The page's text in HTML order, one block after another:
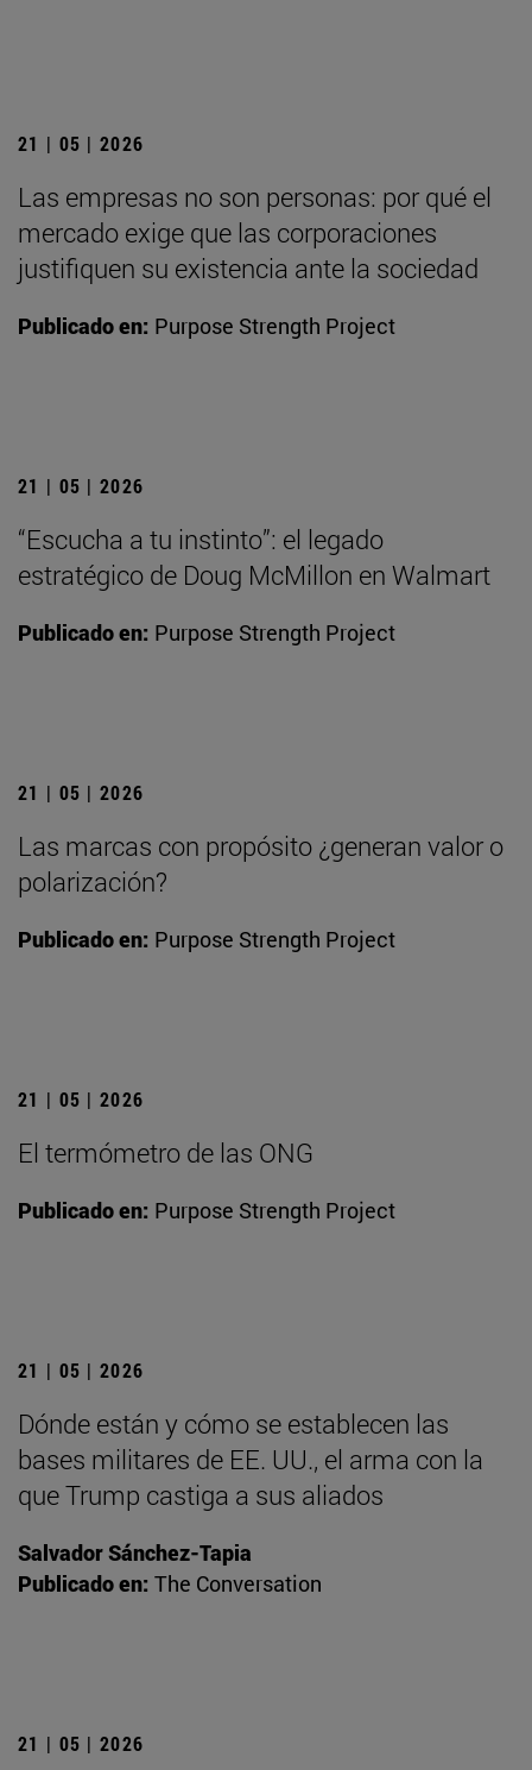
21 | 05 | 2026
Las empresas no son personas: por qué el
mercado exige que las corporaciones
justifiquen su existencia ante la sociedad
Publicado en: Purpose Strength Project
21 | 05 | 2026
“Escucha a tu instinto”: el legado
estratégico de Doug McMillon en Walmart
Publicado en: Purpose Strength Project
21 | 05 | 2026
Las marcas con propósito ¿generan valor o
polarización?
Publicado en: Purpose Strength Project
21 | 05 | 2026
El termómetro de las ONG
Publicado en: Purpose Strength Project
21 | 05 | 2026
Dónde están y cómo se establecen las
bases militares de EE. UU., el arma con la
que Trump castiga a sus aliados
Salvador Sánchez-Tapia
Publicado en: The Conversation
21 | 05 | 2026